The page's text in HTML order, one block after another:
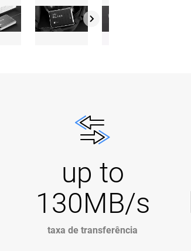
up to
130MB/s
taxa de transferência